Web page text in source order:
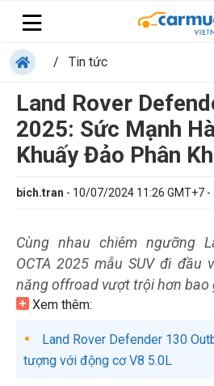
/ Tin tức
Land Rover
2025: Sức Mạnh
Khuấy Đảo Phân
bich.tran - 10/07/2024 11:26 GMT+7 -
Cùng nhau chiêm ngưỡng
OCTA 2025 mẫu SUV đi đầu
năng offroad vượt trội hơn bao
Xem thêm:
Land Rover Defender 130
tượng với động cơ V8 5.0L